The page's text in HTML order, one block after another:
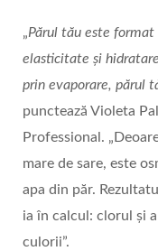
„Părul tău este
elasticitate și
prin evaporare, părul
punctează Violeta
Professional.
mare de sare, este
apa din păr.
ia în calcul: clorul și
culorii”.